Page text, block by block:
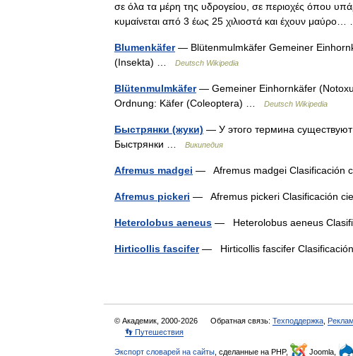
σε όλα τα μέρη της υδρογείου, σε περιοχές όπου
κυμαίνεται από 3 έως 25 χιλιοστά και έχουν
Blumenkäfer— Blütenmulmkäfer Gemeiner
(Insekta) …
Deutsch Wikipedia
Blütenmulmkäfer— Gemeiner Einhornkäfer
Ordnung: Käfer (Coleoptera) …
Deutsch Wikipedia
Быстрянки (жуки) — У этого термина
Быстрянки …
Википедия
Afremus madgei — Afremus madgei Clasificación
Afremus pickeri — Afremus pickeri Clasificación
Heterolobus aeneus — Heterolobus aeneus
Hirticollis fascifer— Hirticollis fascifer
© Академик, 2000-2026 Обратная связь: Техподдержка
👣 Путешествия
Экспорт словарей на сайты , сделанные на PHP, Joomla,